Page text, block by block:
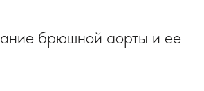
брюшной аорты и ее